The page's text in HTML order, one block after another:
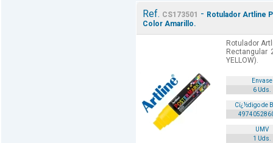
Ref. CS173501 - Rotulador Artline
Color Amarillo.
Rotulador
Rectangular
YELLOW).
Envase
6 Uds.
Cï¿½digo de
UMV
1 Uds.